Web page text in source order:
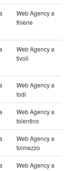
Web Agency a
thiene
Web Agency a
tivoli
Web Agency a
todi
Web Agency a
tolentino
Web Agency a
tolmezzo
Web Agency a